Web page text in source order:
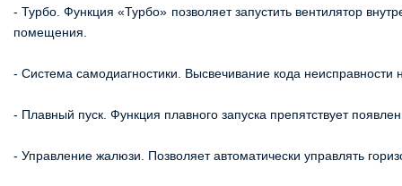
- Турбо. Функция «Турбо» позволяет запустить вентилятор
помещения.
- Система самодиагностики. Высвечивание кода неисправности
- Плавный пуск. Функция плавного запуска препятствует
- Управление жалюзи. Позволяет автоматически управлять